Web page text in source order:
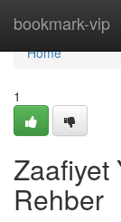
bookmark-vip
Home
Home
1
Zaafiyet
Rehber